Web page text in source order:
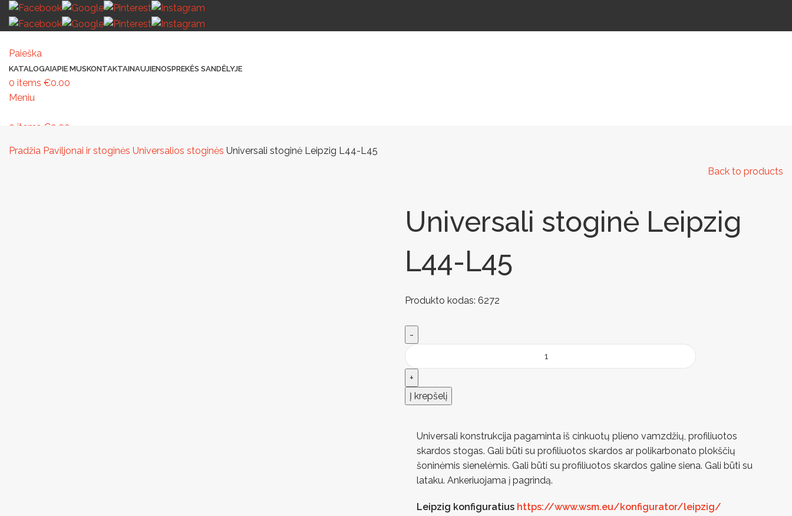
Paieška
KATALOGAIAPIE MUSKONTAKTAINAUJIENOSPREKĖS SANDĖLYJE
0 items €0.00
Meniu
0 items €0.00
Pradžia Paviljonai ir stoginės Universalios stoginės Universali stoginė Leipzig L44-L45
Back to products
Universali stoginė Leipzig
L44-L45
Produkto kodas: 6272
Į krepšelį
Universali konstrukcija pagaminta iš cinkuotų plieno vamzdžių, profiliuotos
skardos stogas. Gali būti su profiliuotos skardos ar polikarbonato plokščių
šoninėmis sienelėmis. Gali būti su profiliuotos skardos galine siena. Gali būti su
lataku. Ankeriuojama į pagrindą.
Leipzig konfiguratius https://www.wsm.eu/konfigurator/leipzig/